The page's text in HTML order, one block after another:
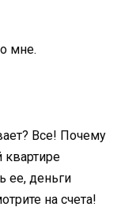
мне.
Все! Почему
ее, деньги
на счета!